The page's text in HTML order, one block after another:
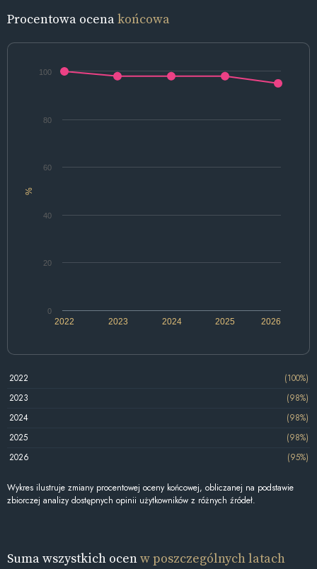
Procentowa ocenakońcowa
%
2022 2024 2026
2023 2025
0
20
40
60
80
100
2022
(100%)
2023
(98%)
2024
(98%)
2025
(98%)
2026
(95%)
Wykres ilustruje zmiany procentowej oceny końcowej, obliczanej na podstawie
zbiorczej analizy dostępnych opinii użytkowników z różnych źródeł.
Suma wszystkich ocenw poszczególnych latach